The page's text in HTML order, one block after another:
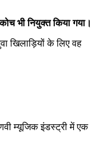
भी नियुक्त किया गया।
खिलाड़ियों के लिए वह
म्यूजिक इंडस्ट्री में एक